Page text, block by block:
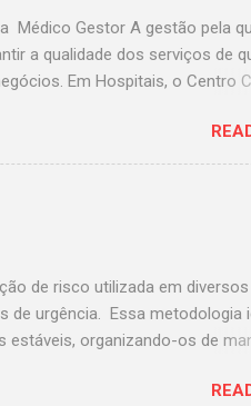
Médico Gestor A gestão pela
a qualidade dos serviços de
Em Hospitais, o Centro
o impacto deste
ter um bom
posso lhes afirmar
de risco utilizada em
de urgência. Essa metodologia
organizando-os de
ser um profissional